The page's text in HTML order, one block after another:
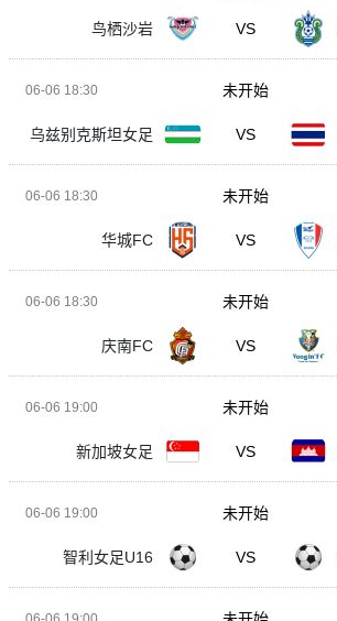
鸟栖沙岩 VS
06-06 18:30
乌兹别克斯坦女足 VS
未开始
06-06 18:30
华城FC VS
未开始
06-06 18:30
庆南FC VS
未开始
06-06 19:00
新加坡女足 VS
未开始
06-06 19:00
智利女足U16 VS
未开始